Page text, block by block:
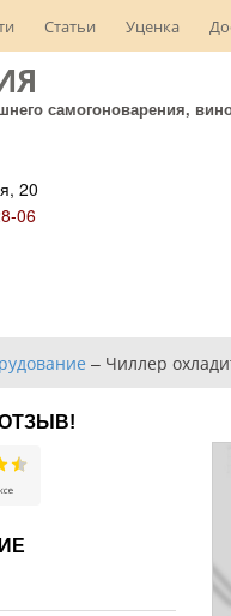
Статьи Уценка
самогоноварения,
20
06
– Чиллер